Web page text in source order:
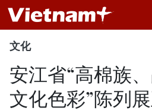
文化
安江省“高棉族
文化色彩”陈列